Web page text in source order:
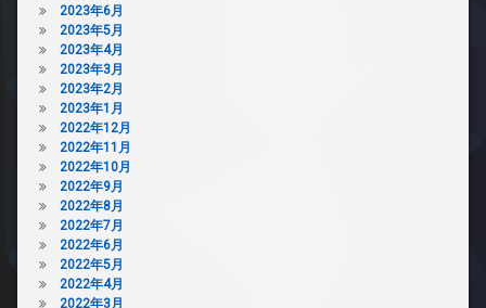
2023年6月
2023年5月
2023年4月
2023年3月
2023年2月
2023年1月
2022年12月
2022年11月
2022年10月
2022年9月
2022年8月
2022年7月
2022年6月
2022年5月
2022年4月
2022年3月